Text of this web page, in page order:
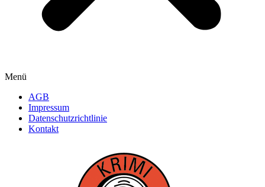
Menü
AGB
Impressum
Datenschutzrichtlinie
Kontakt